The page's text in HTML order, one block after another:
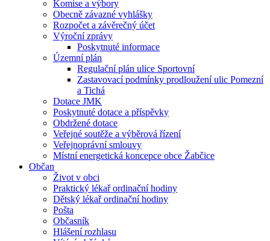
Komise a výbory
Obecně závazné vyhlášky
Rozpočet a závěrečný účet
Výroční zprávy
Poskytnuté informace
Územní plán
Regulační plán ulice Sportovní
Zastavovací podmínky prodloužení ulic Pomezní
a Tichá
Dotace JMK
Poskytnuté dotace a příspěvky
Obdržené dotace
Veřejné soutěže a výběrová řízení
Veřejnoprávní smlouvy
Místní energetická koncepce obce Žabčice
Občan
Život v obci
Praktický lékař ordinační hodiny
Dětský lékař ordinační hodiny
Pošta
Občasník
Hlášení rozhlasu